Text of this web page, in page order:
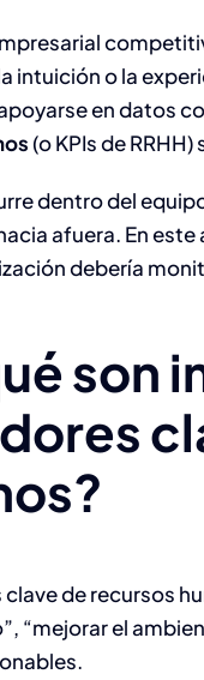
intuición o la
en datos
(o KPIs de
dentro del
afuera. En
debería
son
clave de recursos
“mejorar el